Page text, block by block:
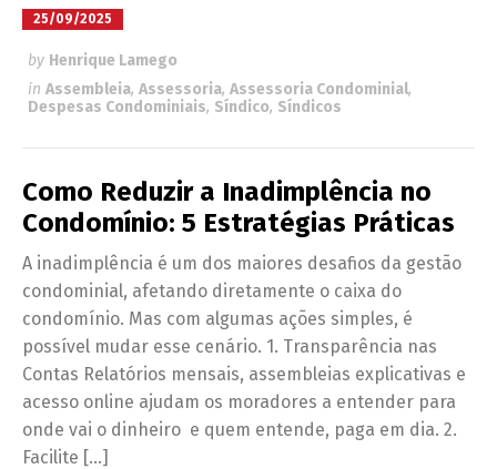
25/09/2025
by Henrique Lamego
in Assembleia, Assessoria, Assessoria Condominial,
Despesas Condominiais, Síndico, Síndicos
Como Reduzir a Inadimplência no
Condomínio: 5 Estratégias Práticas
A inadimplência é um dos maiores desafios da gestão
condominial, afetando diretamente o caixa do
condomínio. Mas com algumas ações simples, é
possível mudar esse cenário. 1. Transparência nas
Contas Relatórios mensais, assembleias explicativas e
acesso online ajudam os moradores a entender para
onde vai o dinheiro e quem entende, paga em dia. 2.
Facilite […]